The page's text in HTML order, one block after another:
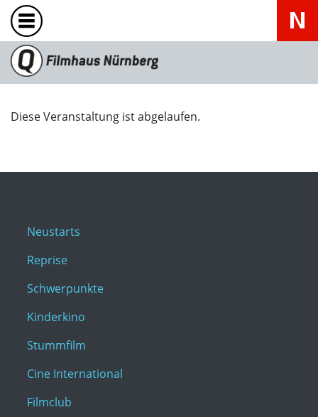
Diese Veranstaltung ist abgelaufen.
Neustarts
Reprise
Schwerpunkte
Kinderkino
Stummfilm
Cine International
Filmclub